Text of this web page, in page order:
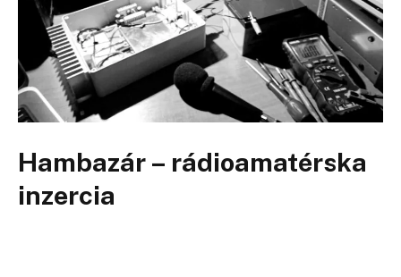
Hambazár – rádioamatérska
inzercia